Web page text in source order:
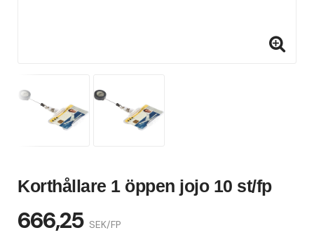
Korthållare 1 öppen jojo 10 st/fp
666,25 SEK/FP